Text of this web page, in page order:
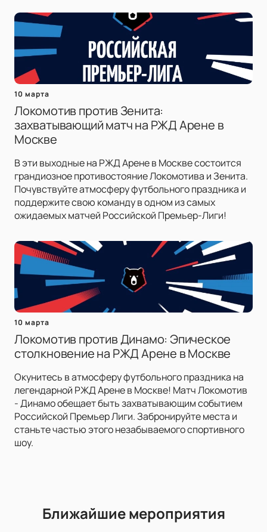
10 марта
Локомотив против Зенита:
захватывающий матч на РЖД Арене в
Москве
В эти выходные на РЖД Арене в Москве состоится
грандиозное противостояние Локомотива и Зенита.
Почувствуйте атмосферу футбольного праздника и
поддержите свою команду в одном из самых
ожидаемых матчей Российской Премьер-Лиги!
10 марта
Локомотив против Динамо: Эпическое
столкновение на РЖД Арене в Москве
Окунитесь в атмосферу футбольного праздника на
легендарной РЖД Арене в Москве! Матч Локомотив
- Динамо обещает быть захватывающим событием
Российской Премьер Лиги. Забронируйте места и
станьте частью этого незабываемого спортивного
шоу.
Ближайшие мероприятия